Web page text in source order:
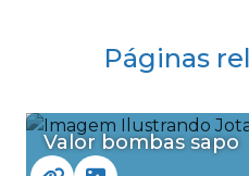
Páginas
Valor bombas sapo